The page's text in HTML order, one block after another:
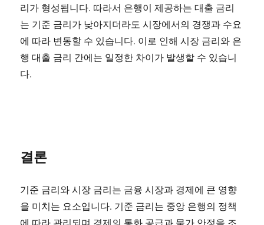
리가 형성됩니다. 따라서 은행이 제공하는 대출 금리
는 기준 금리가 낮아지더라도 시장에서의 경쟁과 수요
에 따라 변동할 수 있습니다. 이로 인해 시장 금리와 은
행 대출 금리 간에는 일정한 차이가 발생할 수 있습니
다.
결론
기준 금리와 시장 금리는 금융 시장과 경제에 큰 영향
을 미치는 요소입니다. 기준 금리는 중앙 은행의 정책
에 따라 관리되며 경제의 통화 공급과 물가 안정을 조